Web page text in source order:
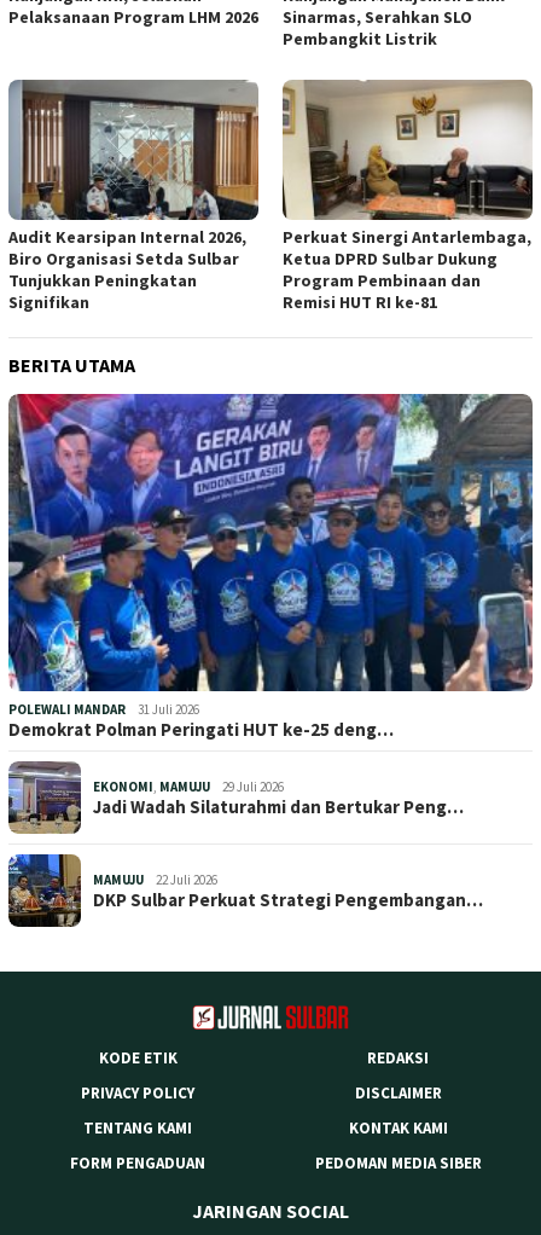
Pelaksanaan Program LHM 2026
Sinarmas, Serahkan SLO
Pembangkit Listrik
Audit Kearsipan Internal 2026,
Biro Organisasi Setda Sulbar
Tunjukkan Peningkatan
Signifikan
Perkuat Sinergi Antarlembaga,
Ketua DPRD Sulbar Dukung
Program Pembinaan dan
Remisi HUT RI ke-81
BERITA UTAMA
POLEWALI MANDAR 31 Juli 2026
Demokrat Polman Peringati HUT ke-25 deng…
EKONOMI MAMUJU 29 Juli 2026
Jadi Wadah Silaturahmi dan Bertukar Peng…
MAMUJU 22 Juli 2026
DKP Sulbar Perkuat Strategi Pengembangan…
KODE ETIK
REDAKSI
PRIVACY POLICY
DISCLAIMER
TENTANG KAMI
KONTAK KAMI
FORM PENGADUAN
PEDOMAN MEDIA SIBER
JARINGAN SOCIAL